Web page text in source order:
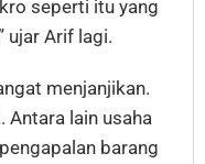
seperti itu yang
ujar Arif lagi.
menjanjikan.
Antara lain usaha
barang